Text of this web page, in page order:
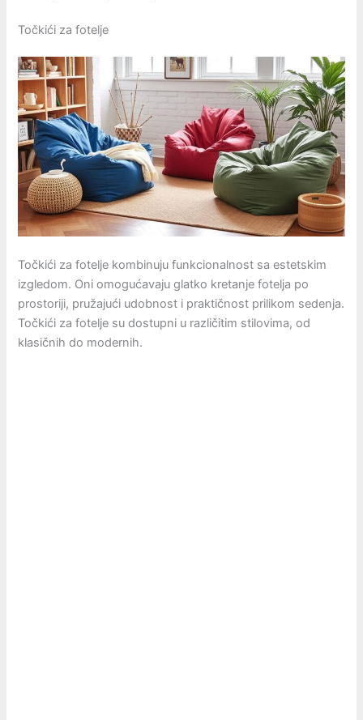
Točkići za fotelje
Točkići za fotelje kombinuju funkcionalnost sa estetskim
izgledom. Oni omogućavaju glatko kretanje fotelja po
prostoriji, pružajući udobnost i praktičnost prilikom sedenja.
Točkići za fotelje su dostupni u različitim stilovima, od
klasičnih do modernih.